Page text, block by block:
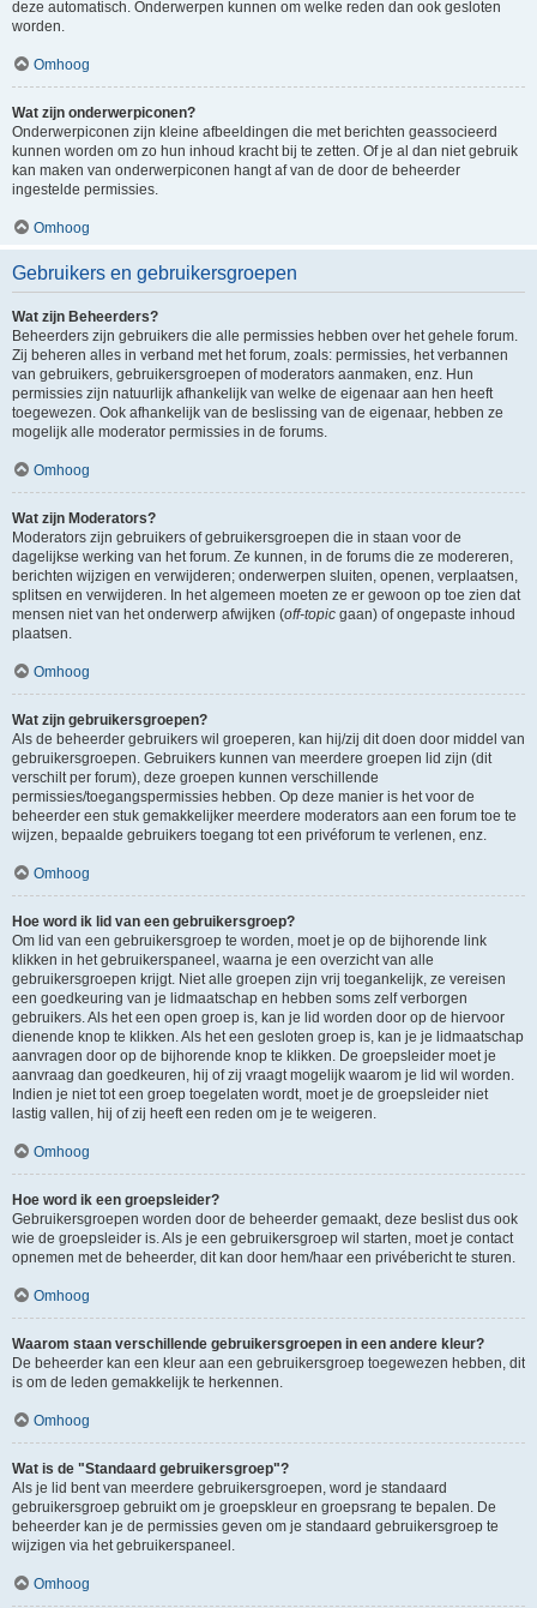
deze automatisch. Onderwerpen kunnen om welke reden dan ook gesloten
worden.
Omhoog
Wat zijn onderwerpiconen?
Onderwerpiconen zijn kleine afbeeldingen die met berichten geassocieerd
kunnen worden om zo hun inhoud kracht bij te zetten. Of je al dan niet gebruik
kan maken van onderwerpiconen hangt af van de door de beheerder
ingestelde permissies.
Omhoog
Gebruikers en gebruikersgroepen
Wat zijn Beheerders?
Beheerders zijn gebruikers die alle permissies hebben over het gehele forum.
Zij beheren alles in verband met het forum, zoals: permissies, het verbannen
van gebruikers, gebruikersgroepen of moderators aanmaken, enz. Hun
permissies zijn natuurlijk afhankelijk van welke de eigenaar aan hen heeft
toegewezen. Ook afhankelijk van de beslissing van de eigenaar, hebben ze
mogelijk alle moderator permissies in de forums.
Omhoog
Wat zijn Moderators?
Moderators zijn gebruikers of gebruikersgroepen die in staan voor de
dagelijkse werking van het forum. Ze kunnen, in de forums die ze modereren,
berichten wijzigen en verwijderen; onderwerpen sluiten, openen, verplaatsen,
splitsen en verwijderen. In het algemeen moeten ze er gewoon op toe zien dat
mensen niet van het onderwerp afwijken (off-topic gaan) of ongepaste inhoud
plaatsen.
Omhoog
Wat zijn gebruikersgroepen?
Als de beheerder gebruikers wil groeperen, kan hij/zij dit doen door middel van
gebruikersgroepen. Gebruikers kunnen van meerdere groepen lid zijn (dit
verschilt per forum), deze groepen kunnen verschillende
permissies/toegangspermissies hebben. Op deze manier is het voor de
beheerder een stuk gemakkelijker meerdere moderators aan een forum toe te
wijzen, bepaalde gebruikers toegang tot een privéforum te verlenen, enz.
Omhoog
Hoe word ik lid van een gebruikersgroep?
Om lid van een gebruikersgroep te worden, moet je op de bijhorende link
klikken in het gebruikerspaneel, waarna je een overzicht van alle
gebruikersgroepen krijgt. Niet alle groepen zijn vrij toegankelijk, ze vereisen
een goedkeuring van je lidmaatschap en hebben soms zelf verborgen
gebruikers. Als het een open groep is, kan je lid worden door op de hiervoor
dienende knop te klikken. Als het een gesloten groep is, kan je je lidmaatschap
aanvragen door op de bijhorende knop te klikken. De groepsleider moet je
aanvraag dan goedkeuren, hij of zij vraagt mogelijk waarom je lid wil worden.
Indien je niet tot een groep toegelaten wordt, moet je de groepsleider niet
lastig vallen, hij of zij heeft een reden om je te weigeren.
Omhoog
Hoe word ik een groepsleider?
Gebruikersgroepen worden door de beheerder gemaakt, deze beslist dus ook
wie de groepsleider is. Als je een gebruikersgroep wil starten, moet je contact
opnemen met de beheerder, dit kan door hem/haar een privébericht te sturen.
Omhoog
Waarom staan verschillende gebruikersgroepen in een andere kleur?
De beheerder kan een kleur aan een gebruikersgroep toegewezen hebben, dit
is om de leden gemakkelijk te herkennen.
Omhoog
Wat is de "Standaard gebruikersgroep"?
Als je lid bent van meerdere gebruikersgroepen, word je standaard
gebruikersgroep gebruikt om je groepskleur en groepsrang te bepalen. De
beheerder kan je de permissies geven om je standaard gebruikersgroep te
wijzigen via het gebruikerspaneel.
Omhoog